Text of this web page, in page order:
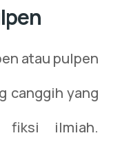
atau pulpen
canggih yang
fiksi ilmiah.